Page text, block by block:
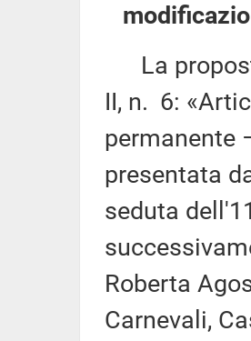
La
II, n. 6:
permanente
presentata
seduta
Roberta
Carnevali,